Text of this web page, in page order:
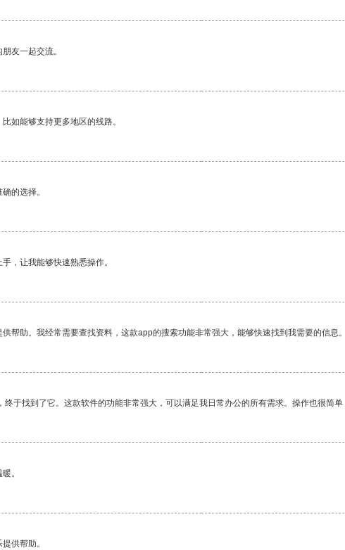
友一起交流。
如能够支持更多地区的线路。
的选择。
，让我能够快速熟悉操作。
帮助。我经常需要查找资料，这款app的搜索功能非常强大，能够快速找到我需要的信息。
于找到了它。这款软件的功能非常强大，可以满足我日常办公的所有需求。操作也很简单
。
供帮助。